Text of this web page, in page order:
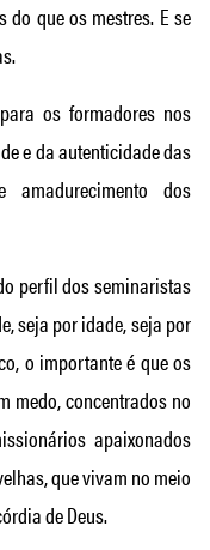
que os mestres. E se
os formadores nos
e da autenticidade das
amadurecimento dos
perfil dos seminaristas
seja por idade, seja por
o importante é que os
medo, concentrados no
apaixonados
que vivam no meio
de Deus.